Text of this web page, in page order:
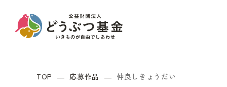
TOP 応募作品 仲良しきょうだい